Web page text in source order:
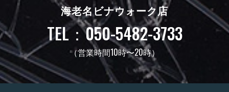
海老名ビナウォーク店
TEL：050-5482-3733
（営業時間10時〜20時）